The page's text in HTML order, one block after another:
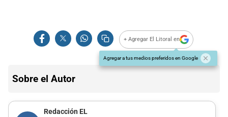
+ Agregar El Litoral en
Agregar a tus medios preferidos en Google
Sobre el Autor
Redacción EL